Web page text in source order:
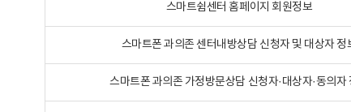
스마트쉼센터 홈페이지 회원정보
스마트폰 과의존 센터내방상담 신청자 및 대상자 정
스마트폰 과의존 가정방문상담 신청자·대상자·동의자